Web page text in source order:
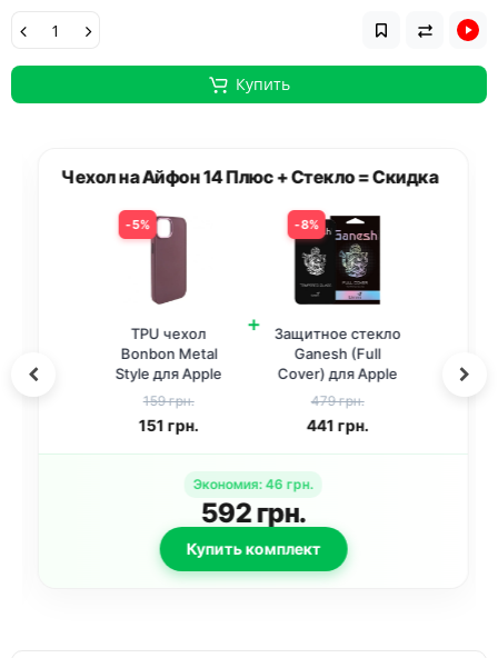
Купить
Чехол на Айфон 14 Плюс + Стекло = Скидка
5%
TPU чехол
Bonbon Metal
Style для Apple
iPhone 14 Plus
(6.7 дюйма)
Бордовый / Plum
159 грн.
151грн.
+
8%
Защитное стекло
Ganesh (Full
Cover) для Apple
iPhone 13 Pro Max
/ 14 Plus (6.7
дюйма) Черный
479 грн.
441грн.
Экономия:46грн.
592грн.
Купить комплект